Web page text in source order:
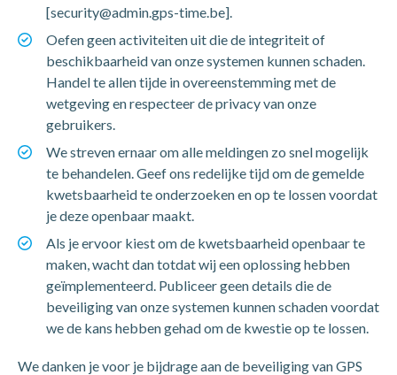
[security@admin.gps-time.be].
Oefen geen activiteiten uit die de integriteit of
beschikbaarheid van onze systemen kunnen schaden.
Handel te allen tijde in overeenstemming met de
wetgeving en respecteer de privacy van onze
gebruikers.
We streven ernaar om alle meldingen zo snel mogelijk
te behandelen. Geef ons redelijke tijd om de gemelde
kwetsbaarheid te onderzoeken en op te lossen voordat
je deze openbaar maakt.
Als je ervoor kiest om de kwetsbaarheid openbaar te
maken, wacht dan totdat wij een oplossing hebben
geïmplementeerd. Publiceer geen details die de
beveiliging van onze systemen kunnen schaden voordat
we de kans hebben gehad om de kwestie op te lossen.
We danken je voor je bijdrage aan de beveiliging van GPS